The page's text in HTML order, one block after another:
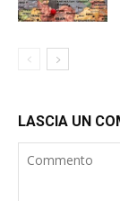
LASCIA UN